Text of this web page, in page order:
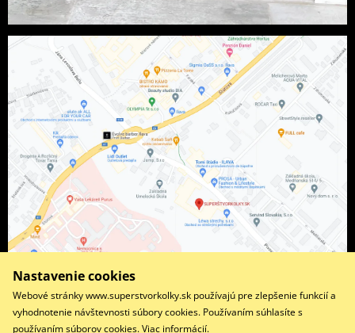
Nastavenie cookies
Webové stránky www.superstvorkolky.sk používajú pre zlepšenie funkcií a
vyhodnotenie návštevnosti súbory cookies. Používaním súhlasíte s
používaním súborov cookies.Viac informácií.